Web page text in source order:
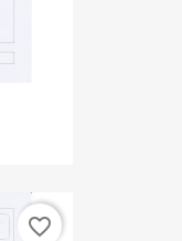
favorite_border